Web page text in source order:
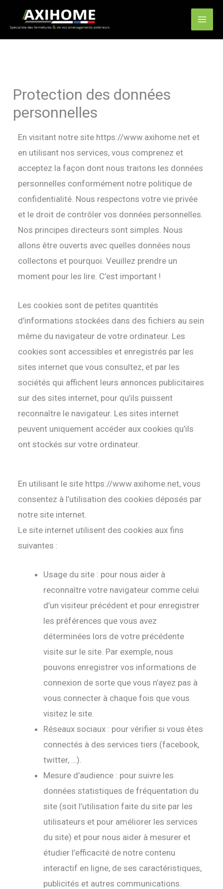
contenu
Protection des données
personnelles
En visitant notre site https://www.axihome.net et
en utilisant nos services, vous comprenez et
acceptez la façon dont nous traitons les données
personnelles conformément notre politique de
confidentialité. Nous respectons votre vie privée
et le droit de contrôler vos données personnelles.
Nos principes directeurs sont simples. Nous
allons être ouverts avec quelles données nous
collectons et pourquoi. Veuillez prendre un
moment pour les lire. C’est important !
Les cookies sont de petites quantités
d’informations stockées dans des fichiers au sein
même du navigateur de votre ordinateur. Les
cookies sont accessibles et enregistrés par les
sites internet que vous consultez, et par les
sociétés qui affichent leurs annonces publicitaires
sur des sites internet, pour qu’ils puissent
reconnaître le navigateur. Les sites internet
peuvent uniquement accéder aux cookies qu’ils
ont stockés sur votre ordinateur.
En utilisant le site https://www.axihome.net, vous
consentez à l’utilisation des cookies déposés par
notre site internet.
Le site internet utilisent des cookies aux fins
suivantes :
Usage du site : pour nous aider à
reconnaître votre navigateur comme celui
d’un visiteur précédent et pour enregistrer
les préférences que vous avez
déterminées lors de votre précédente
visite sur le site. Par exemple, nous
pouvons enregistrer vos informations de
connexion de sorte que vous n’ayez pas à
vous connecter à chaque fois que vous
visitez le site.
Réseaux sociaux : pour vérifier si vous êtes
connectés à des services tiers (facebook,
twitter, …).
Mesure d’audience : pour suivre les
données statistiques de fréquentation du
site (soit l’utilisation faite du site par les
utilisateurs et pour améliorer les services
du site) et pour nous aider à mesurer et
étudier l’efficacité de notre contenu
interactif en ligne, de ses caractéristiques,
publicités et autres communications.